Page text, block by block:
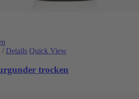
/ Details Quick View
trocken